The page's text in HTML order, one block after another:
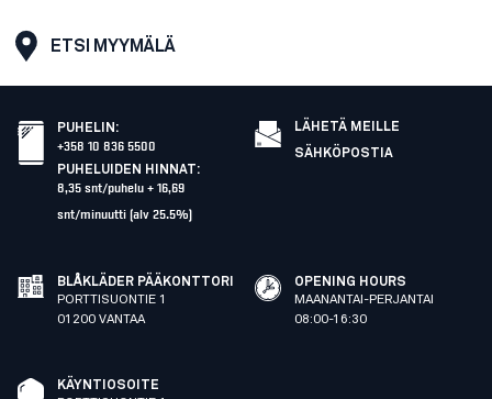
ETSI MYYMÄLÄ
PUHELIN :
+358 10 836 5500
PUHELUIDEN HINNAT:
8,35 snt/puhelu + 16,69
snt/minuutti (alv 25.5%)
LÄHETÄ MEILLE
SÄHKÖPOSTIA
BLÅKLÄDER PÄÄKONTTORI
PORTTISUONTIE 1
01200 VANTAA
OPENING HOURS
MAANANTAI-PERJANTAI
08:00-16:30
KÄYNTIOSOITE